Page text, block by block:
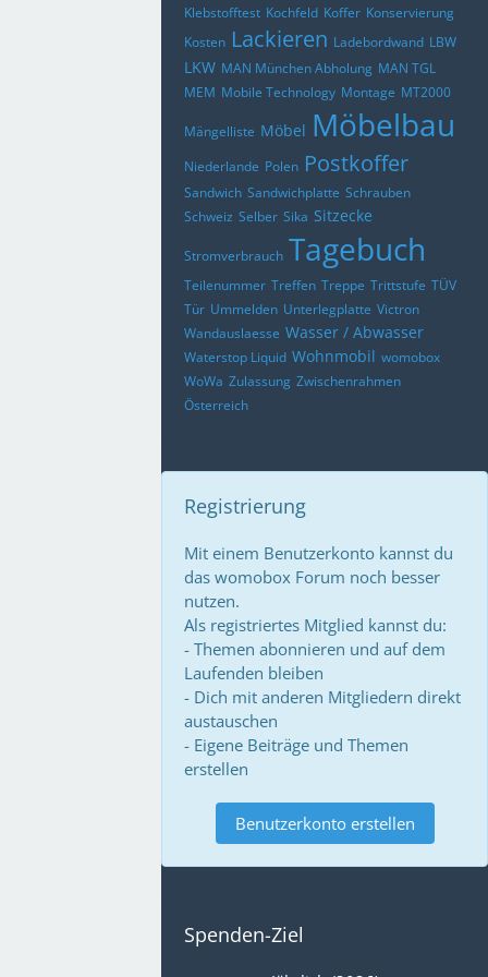
Klebstofftest Kochfeld Koffer Konservierung
Kosten Lackieren Ladebordwand LBW
LKW MAN München Abholung MAN TGL
MEM Mobile Technology Montage MT2000
Mängelliste Möbel Möbelbau
Niederlande Polen Postkoffer
Sandwich Sandwichplatte Schrauben
Schweiz Selber Sika Sitzecke
Stromverbrauch Tagebuch
Teilenummer Treffen Treppe Trittstufe TÜV
Tür Ummelden Unterlegplatte Victron
Wandauslaesse Wasser / Abwasser
Waterstop Liquid Wohnmobil womobox
WoWa Zulassung Zwischenrahmen
Österreich
Registrierung
Mit einem Benutzerkonto kannst du
das womobox Forum noch besser
nutzen.
Als registriertes Mitglied kannst du:
- Themen abonnieren und auf dem
Laufenden bleiben
- Dich mit anderen Mitgliedern direkt
austauschen
- Eigene Beiträge und Themen
erstellen
Benutzerkonto erstellen
Spenden-Ziel